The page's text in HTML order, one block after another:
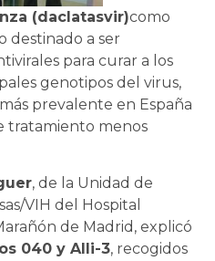
(daclatasvir)como
destinado a ser
para curar a los
genotipos del virus,
prevalente en España
tratamiento menos
, de la Unidad de
VIH del Hospital
de Madrid, explicó
040 y Alli-3, recogidos